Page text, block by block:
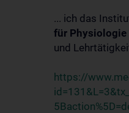
... ich das
für Physiologie
und
https://